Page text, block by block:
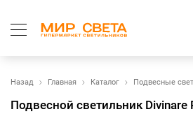
Назад Главная Каталог Подвесные
Подвесной светильник Divinare